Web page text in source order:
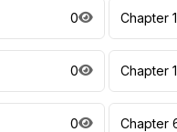
0 Chapter
0 Chapter
0 Chapter